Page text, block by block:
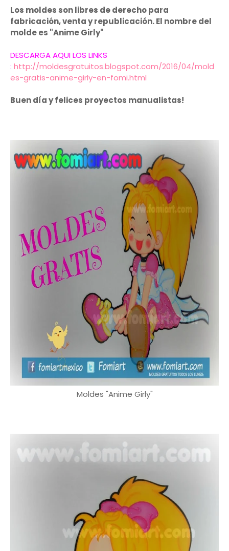
Los moldes son libres de derecho para
fabricación, venta y republicación. El nombre del
molde es "Anime Girly"
DESCARGA AQUI LOS LINKS
: http://moldesgratuitos.blogspot.com/2016/04/mold
es-gratis-anime-girly-en-fomi.html
Buen día y felices proyectos manualistas!
Moldes "Anime Girly"